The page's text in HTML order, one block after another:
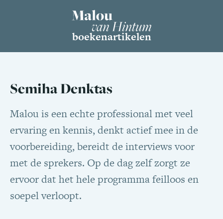
boekenartikelen
Semiha Denktas
Malou is een echte professional met veel
ervaring en kennis, denkt actief mee in de
voorbereiding, bereidt de interviews voor
met de sprekers. Op de dag zelf zorgt ze
ervoor dat het hele programma feilloos en
soepel verloopt.